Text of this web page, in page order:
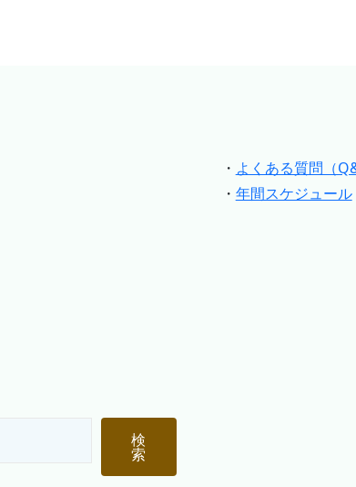
・ よくある質問（
・ 年間スケジュール
検
索